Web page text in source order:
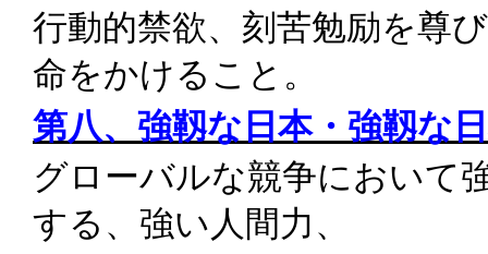
行動的禁欲、刻苦勉励を尊
命をかけること。
第八、強靱な日本・強靱な
グローバルな競争において
する、強い人間力、